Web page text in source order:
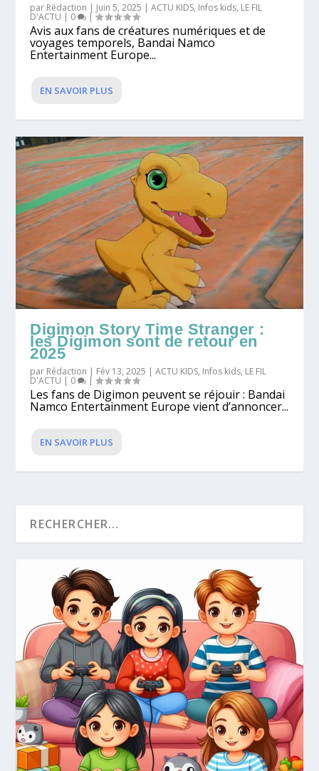
par Rédaction | Juin 5, 2025 |ACTU KIDS, Infos kids, LE FIL
D'ACTU | 0 |
Avis aux fans de créatures numériques et de
voyages temporels, Bandai Namco
Entertainment Europe...
EN SAVOIR PLUS
Digimon Story Time Stranger :
les Digimon sont de retour en
2025
par Rédaction | Fév 13, 2025 |ACTU KIDS, Infos kids, LE FIL
D'ACTU | 0 |
Les fans de Digimon peuvent se réjouir : Bandai
Namco Entertainment Europe vient d’annoncer...
EN SAVOIR PLUS